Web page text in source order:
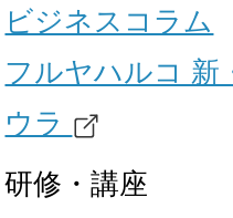
ビジネスコラム
フルヤハルコ 新
ウラ
研修・講座